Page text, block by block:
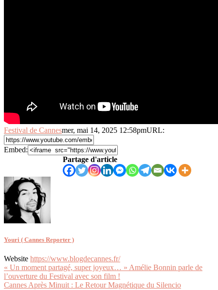
Festival de Cannesmer, mai 14, 2025 12:58pmURL:
Embed:
Partage d'article
Youri ( Cannes Reporter )
Website https://www.blogdecannes.fr/
Navigation
de
« Un moment partagé, super joyeux… » Amélie Bonnin parle de
l’ouverture du Festival avec son film !
Cannes Après Minuit : Le Retour Magnétique du Silencio